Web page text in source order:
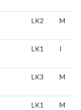
LK2 M
LK1 I
LK3 M
LK1 M